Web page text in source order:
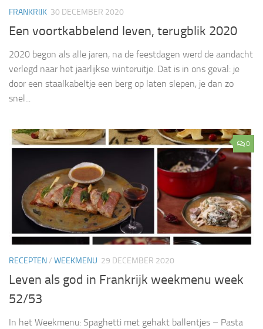
FRANKRIJK 30 DECEMBER 2020
Een voortkabbelend leven, terugblik 2020
2020 begon als alle jaren, na de feestdagen werd de aandacht
verlegd naar het jaarlijkse winteruitje. Dat is in ons geval: je
door een staalkabeltje een berg op laten slepen, je dan zo
snel...
0
RECEPTEN/ WEEKMENU 29 DECEMBER 2020
Leven als god in Frankrijk weekmenu week
52/53
In het Weekmenu: Spaghetti met gehakt ballentjes – Pasta